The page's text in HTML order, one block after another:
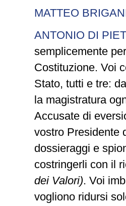
MATTEO
ANTONIO DI
semplicemente
Costituzione. Voi
Stato, tutti e tre:
la magistratura
Accusate di
vostro Presidente
dossieraggi e
costringerli con il
dei Valori). Voi
vogliono ridursi